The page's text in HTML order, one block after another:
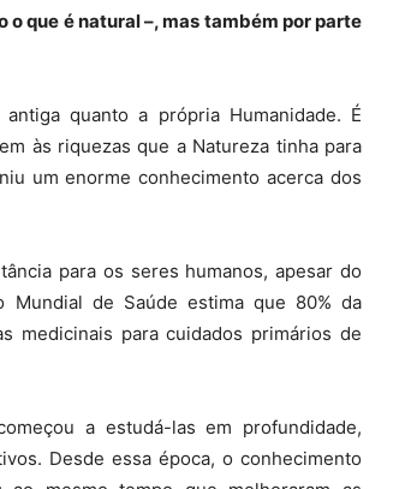
que é natural –, mas também por parte
quanto a própria Humanidade. É
às riquezas que a Natureza tinha para
um enorme conhecimento acerca dos
para os seres humanos, apesar do
Mundial de Saúde estima que 80% da
medicinais para cuidados primários de
a estudá-las em profundidade,
Desde essa época, o conhecimento